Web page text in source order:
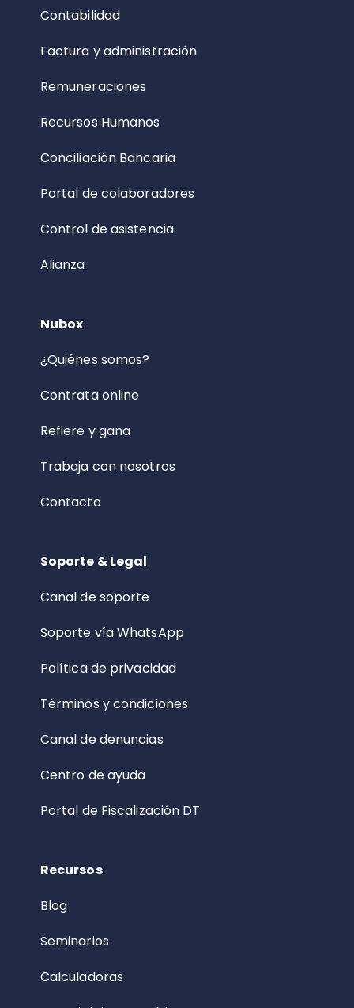
Contabilidad
Factura y administración
Remuneraciones
Recursos Humanos
Conciliación Bancaria
Portal de colaboradores
Control de asistencia
Alianza
Nubox
¿Quiénes somos?
Contrata online
Refiere y gana
Trabaja con nosotros
Contacto
Soporte & Legal
Canal de soporte
Soporte vía WhatsApp
Política de privacidad
Términos y condiciones
Canal de denuncias
Centro de ayuda
Portal de Fiscalización DT
Recursos
Blog
Seminarios
Calculadoras